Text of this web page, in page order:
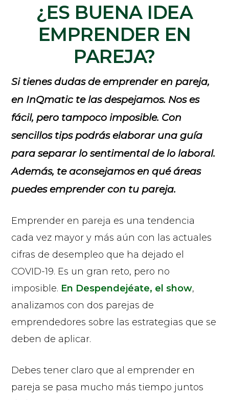
¿ES BUENA IDEA
EMPRENDER EN
PAREJA?
Si tienes dudas de emprender en pareja,
en InQmatic te las despejamos. Nos es
fácil, pero tampoco imposible. Con
sencillos tips podrás elaborar una guía
para separar lo sentimental de lo laboral.
Además, te aconsejamos en qué áreas
puedes emprender con tu pareja.
Emprender en pareja es una tendencia
cada vez mayor y más aún con las actuales
cifras de desempleo que ha dejado el
COVID-19. Es un gran reto, pero no
imposible. En Despendejéate, el show,
analizamos con dos parejas de
emprendedores sobre las estrategias que se
deben de aplicar.
Debes tener claro que al emprender en
pareja se pasa mucho más tiempo juntos